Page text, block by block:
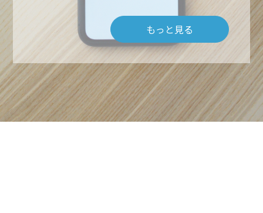
ルームエアコン取付 台数口
お問い合わせ
もっと見る